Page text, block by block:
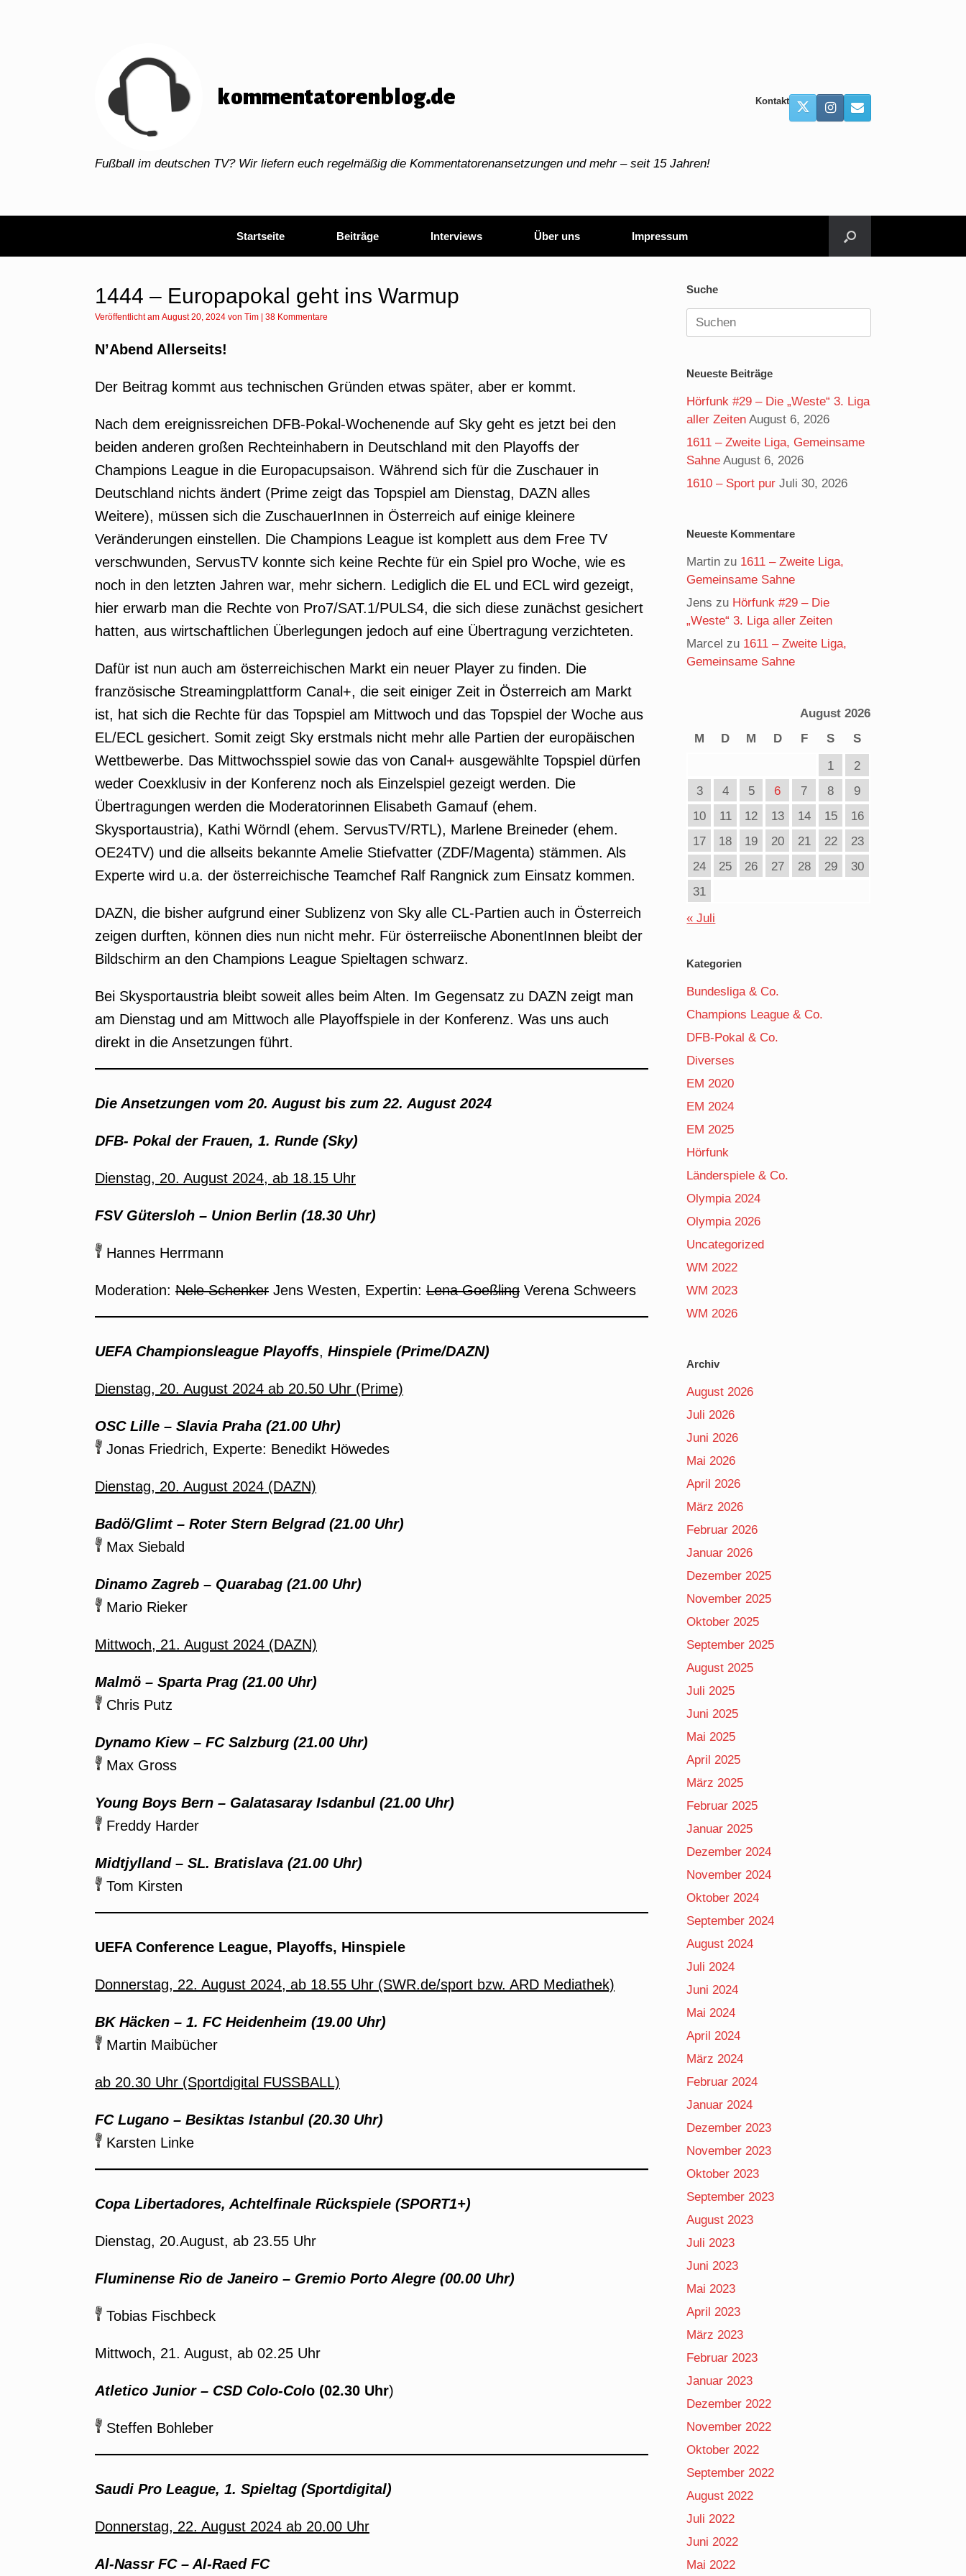
kommentatorenblog.de
Fußball im deutschen TV? Wir liefern euch regelmäßig die Kommentatorenansetzungen und mehr – seit 15 Jahren!
Kontakt
Startseite Beiträge Interviews Über uns Impressum
1444 – Europapokal geht ins Warmup
Veröffentlicht am August 20, 2024 von Tim 38 Kommentare
N’Abend Allerseits!
Der Beitrag kommt aus technischen Gründen etwas später, aber er kommt.
Nach dem ereignissreichen DFB-Pokal-Wochenende auf Sky geht es jetzt bei den
beiden anderen großen Rechteinhabern in Deutschland mit den Playoffs der
Champions League in die Europacupsaison. Während sich für die Zuschauer in
Deutschland nichts ändert (Prime zeigt das Topspiel am Dienstag, DAZN alles
Weitere), müssen sich die ZuschauerInnen in Österreich auf einige kleinere
Veränderungen einstellen. Die Champions League ist komplett aus dem Free TV
verschwunden, ServusTV konnte sich keine Rechte für ein Spiel pro Woche, wie es
noch in den letzten Jahren war, mehr sichern. Lediglich die EL und ECL wird gezeigt,
hier erwarb man die Rechte von Pro7/SAT.1/PULS4, die sich diese zunächst gesichert
hatten, aus wirtschaftlichen Überlegungen jedoch auf eine Übertragung verzichteten.
Dafür ist nun auch am österreichischen Markt ein neuer Player zu finden. Die
französische Streamingplattform Canal+, die seit einiger Zeit in Österreich am Markt
ist, hat sich die Rechte für das Topspiel am Mittwoch und das Topspiel der Woche aus
EL/ECL gesichert. Somit zeigt Sky erstmals nicht mehr alle Partien der europäischen
Wettbewerbe. Das Mittwochsspiel sowie das von Canal+ ausgewählte Topspiel dürfen
weder Coexklusiv in der Konferenz noch als Einzelspiel gezeigt werden. Die
Übertragungen werden die Moderatorinnen Elisabeth Gamauf (ehem.
Skysportaustria), Kathi Wörndl (ehem. ServusTV/RTL), Marlene Breineder (ehem.
OE24TV) und die allseits bekannte Amelie Stiefvatter (ZDF/Magenta) stämmen. Als
Experte wird u.a. der österreichische Teamchef Ralf Rangnick zum Einsatz kommen.
DAZN, die bisher aufgrund einer Sublizenz von Sky alle CL-Partien auch in Österreich
zeigen durften, können dies nun nicht mehr. Für österreiische AbonentInnen bleibt der
Bildschirm an den Champions League Spieltagen schwarz.
Bei Skysportaustria bleibt soweit alles beim Alten. Im Gegensatz zu DAZN zeigt man
am Dienstag und am Mittwoch alle Playoffspiele in der Konferenz. Was uns auch
direkt in die Ansetzungen führt.
Die Ansetzungen vom 20. August bis zum 22. August 2024
DFB- Pokal der Frauen, 1. Runde (Sky)
Dienstag, 20. August 2024, ab 18.15 Uhr
FSV Gütersloh – Union Berlin (18.30 Uhr)
Hannes Herrmann
Moderation: Nele Schenker Jens Westen, Expertin: Lena Goeßling Verena Schweers
UEFA Championsleague Playoffs, Hinspiele (Prime/DAZN)
Dienstag, 20. August 2024 ab 20.50 Uhr (Prime)
OSC Lille – Slavia Praha (21.00 Uhr)
Jonas Friedrich, Experte: Benedikt Höwedes
Dienstag, 20. August 2024 (DAZN)
Badö/Glimt – Roter Stern Belgrad (21.00 Uhr)
Max Siebald
Dinamo Zagreb – Quarabag (21.00 Uhr)
Mario Rieker
Mittwoch, 21. August 2024 (DAZN)
Malmö – Sparta Prag (21.00 Uhr)
Chris Putz
Dynamo Kiew – FC Salzburg (21.00 Uhr)
Max Gross
Young Boys Bern – Galatasaray Isdanbul (21.00 Uhr)
Freddy Harder
Midtjylland – SL. Bratislava (21.00 Uhr)
Tom Kirsten
UEFA Conference League, Playoffs, Hinspiele
Donnerstag, 22. August 2024, ab 18.55 Uhr (SWR.de/sport bzw. ARD Mediathek)
BK Häcken – 1. FC Heidenheim (19.00 Uhr)
Martin Maibücher
ab 20.30 Uhr (Sportdigital FUSSBALL)
FC Lugano – Besiktas Istanbul (20.30 Uhr)
Karsten Linke
Copa Libertadores, Achtelfinale Rückspiele (SPORT1+)
Dienstag, 20.August, ab 23.55 Uhr
Fluminense Rio de Janeiro – Gremio Porto Alegre (00.00 Uhr)
Tobias Fischbeck
Mittwoch, 21. August, ab 02.25 Uhr
Atletico Junior – CSD Colo-Colo (02.30 Uhr)
Steffen Bohleber
Saudi Pro League, 1. Spieltag (Sportdigital)
Donnerstag, 22. August 2024 ab 20.00 Uhr
Al-Nassr FC – Al-Raed FC
Suche
Suchen
nach:
Neueste Beiträge
Hörfunk #29 – Die „Weste“ 3. Liga
aller Zeiten August 6, 2026
1611 – Zweite Liga, Gemeinsame
Sahne August 6, 2026
1610 – Sport pur Juli 30, 2026
Neueste Kommentare
Martin zu 1611 – Zweite Liga,
Gemeinsame Sahne
Jens zu Hörfunk #29 – Die
„Weste“ 3. Liga aller Zeiten
Marcel zu 1611 – Zweite Liga,
Gemeinsame Sahne
August 2026
M
D M D F S
S
1
2
3
4 5 6 7 8
9
10
11 12 13 14 15
16
17
18 19 20 21 22
23
24
25 26 27 28 29
30
31
« Juli
Kategorien
Bundesliga & Co.
Champions League & Co.
DFB-Pokal & Co.
Diverses
EM 2020
EM 2024
EM 2025
Hörfunk
Länderspiele & Co.
Olympia 2024
Olympia 2026
Uncategorized
WM 2022
WM 2023
WM 2026
Archiv
August 2026
Juli 2026
Juni 2026
Mai 2026
April 2026
März 2026
Februar 2026
Januar 2026
Dezember 2025
November 2025
Oktober 2025
September 2025
August 2025
Juli 2025
Juni 2025
Mai 2025
April 2025
März 2025
Februar 2025
Januar 2025
Dezember 2024
November 2024
Oktober 2024
September 2024
August 2024
Juli 2024
Juni 2024
Mai 2024
April 2024
März 2024
Februar 2024
Januar 2024
Dezember 2023
November 2023
Oktober 2023
September 2023
August 2023
Juli 2023
Juni 2023
Mai 2023
April 2023
März 2023
Februar 2023
Januar 2023
Dezember 2022
November 2022
Oktober 2022
September 2022
August 2022
Juli 2022
Juni 2022
Mai 2022